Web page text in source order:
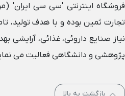
فروشگاه اینترنتی 'سی سی ایران'
تجارت ثمین بوده و با هدف تولید،
نیاز صنایع داروئی، غذائی، آرایشی
پژوهشی و دانشگاهی فعالیت می
بازگشت به بالا